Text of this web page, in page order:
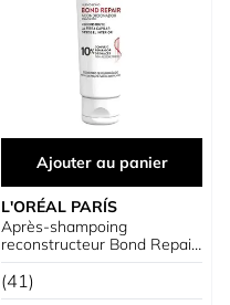
Ajouter au panier
L'ORÉAL PARÍS
Après-shampoing
reconstructeur Bond Repair
– Routine de Reconstruction
Intense
(41)